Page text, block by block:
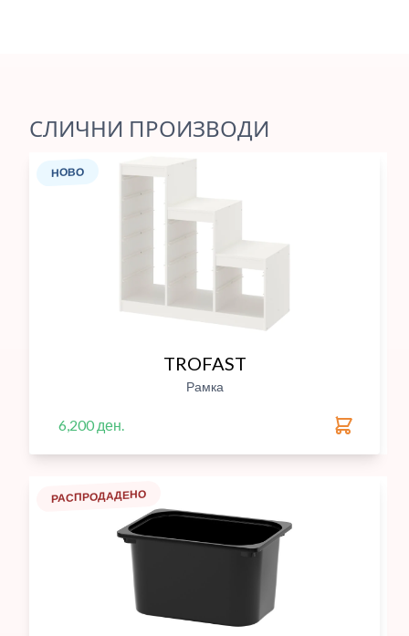
СЛИЧНИ ПРОИЗВОДИ
НОВО
TROFAST
Рамка
6,200 ден.
РАСПРОДАДЕНО